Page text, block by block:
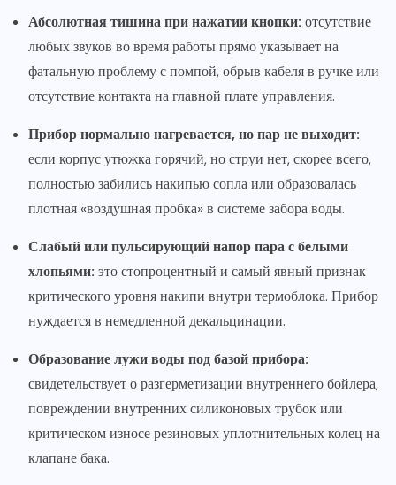
Абсолютная тишина при нажатии кнопки: отсутствие
любых звуков во время работы прямо указывает на
фатальную проблему с помпой, обрыв кабеля в ручке или
отсутствие контакта на главной плате управления.
Прибор нормально нагревается, но пар не выходит:
если корпус утюжка горячий, но струи нет, скорее всего,
полностью забились накипью сопла или образовалась
плотная «воздушная пробка» в системе забора воды.
Слабый или пульсирующий напор пара с белыми
хлопьями: это стопроцентный и самый явный признак
критического уровня накипи внутри термоблока. Прибор
нуждается в немедленной декальцинации.
Образование лужи воды под базой прибора:
свидетельствует о разгерметизации внутреннего бойлера,
повреждении внутренних силиконовых трубок или
критическом износе резиновых уплотнительных колец на
клапане бака.